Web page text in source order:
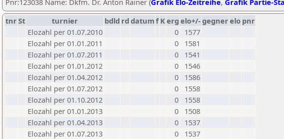
Pnr:123038 Name: Dkfm. Dr. Anton Rainer (Grafik Elo-Zeitreihe, Grafik Partie-
tnrSt turnier bdld rd datumf Kerg elo+/-gegnerelo pnr
Elozahl per 01.07.2010
0
1577
Elozahl per 01.01.2011
0
1581
Elozahl per 01.07.2011
0
1541
Elozahl per 01.01.2012
0
1546
Elozahl per 01.04.2012
0
1586
Elozahl per 01.07.2012
0
1558
Elozahl per 01.10.2012
0
1558
Elozahl per 01.01.2013
0
1508
Elozahl per 01.04.2013
0
1537
Elozahl per 01.07.2013
0
1537